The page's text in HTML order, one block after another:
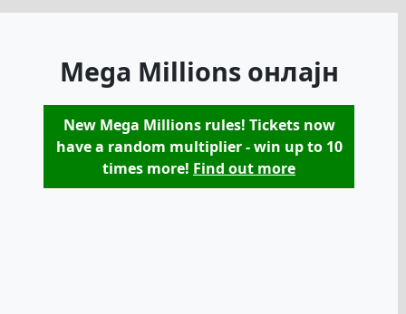
Mega Millions онлајн
New Mega Millions rules! Tickets now
have a random multiplier - win up to 10
times more! Find out more